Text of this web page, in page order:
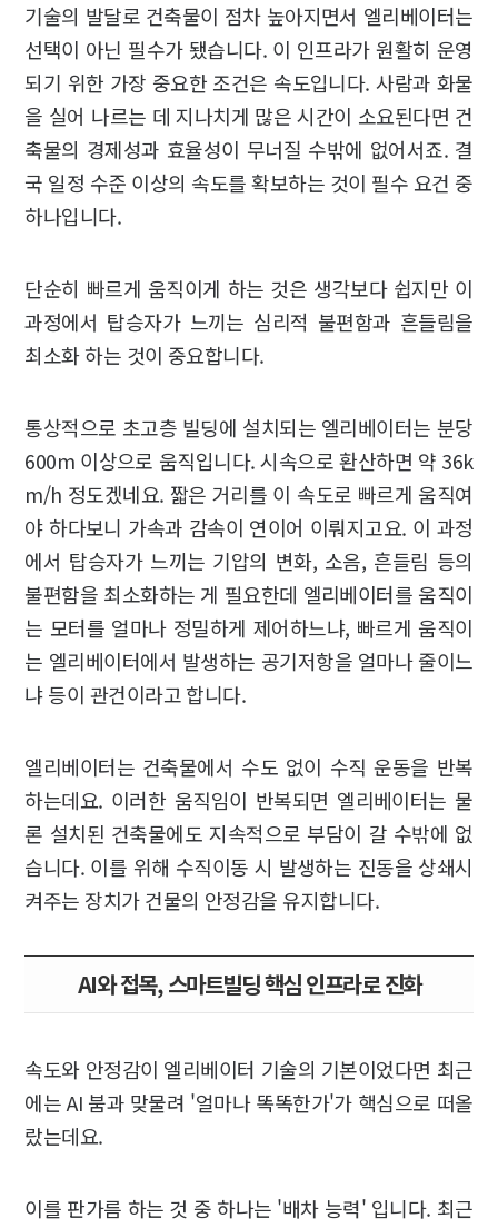
기술의 발달로 건축물이 점차 높아지면서 엘리베이터는
선택이 아닌 필수가 됐습니다. 이 인프라가 원활히 운영
되기 위한 가장 중요한 조건은 속도입니다. 사람과 화물
을 실어 나르는 데 지나치게 많은 시간이 소요된다면 건
축물의 경제성과 효율성이 무너질 수밖에 없어서죠. 결
국 일정 수준 이상의 속도를 확보하는 것이 필수 요건 중
하나입니다.
단순히 빠르게 움직이게 하는 것은 생각보다 쉽지만 이
과정에서 탑승자가 느끼는 심리적 불편함과 흔들림을
최소화 하는 것이 중요합니다.
통상적으로 초고층 빌딩에 설치되는 엘리베이터는 분당
600m 이상으로 움직입니다. 시속으로 환산하면 약 36k
m/h 정도겠네요. 짧은 거리를 이 속도로 빠르게 움직여
야 하다보니 가속과 감속이 연이어 이뤄지고요. 이 과정
에서 탑승자가 느끼는 기압의 변화, 소음, 흔들림 등의
불편함을 최소화하는 게 필요한데 엘리베이터를 움직이
는 모터를 얼마나 정밀하게 제어하느냐, 빠르게 움직이
는 엘리베이터에서 발생하는 공기저항을 얼마나 줄이느
냐 등이 관건이라고 합니다.
엘리베이터는 건축물에서 수도 없이 수직 운동을 반복
하는데요. 이러한 움직임이 반복되면 엘리베이터는 물
론 설치된 건축물에도 지속적으로 부담이 갈 수밖에 없
습니다. 이를 위해 수직이동 시 발생하는 진동을 상쇄시
켜주는 장치가 건물의 안정감을 유지합니다.
AI와 접목, 스마트빌딩 핵심 인프라로 진화
속도와 안정감이 엘리베이터 기술의 기본이었다면 최근
에는 AI 붐과 맞물려 '얼마나 똑똑한가'가 핵심으로 떠올
랐는데요.
이를 판가름 하는 것 중 하나는 '배차 능력' 입니다. 최근